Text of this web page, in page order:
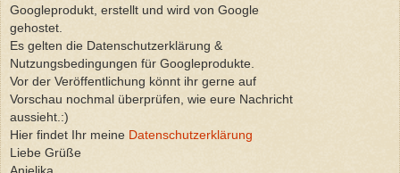
Googleprodukt, erstellt und wird von Google
gehostet.
Es gelten die Datenschutzerklärung &
Nutzungsbedingungen für Googleprodukte.
Vor der Veröffentlichung könnt ihr gerne auf
Vorschau nochmal überprüfen, wie eure Nachricht
aussieht.:)
Hier findet Ihr meine Datenschutzerklärung
Liebe Grüße